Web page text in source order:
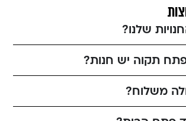
שלנו?
תקוה יש חנות?
משלוח?